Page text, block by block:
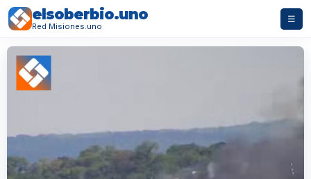
elsoberbio.uno
Red Misiones.uno
☰